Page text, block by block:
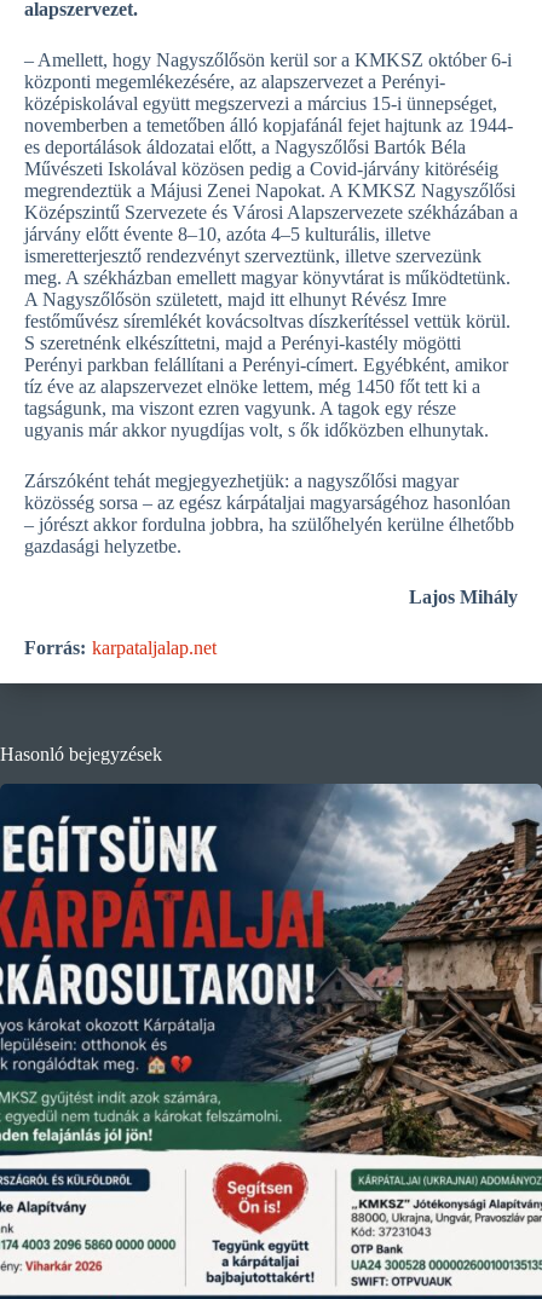
alapszervezet.
– Amellett, hogy Nagyszőlősön kerül sor a KMKSZ október 6-i
központi megemlékezésére, az alapszervezet a Perényi-
középiskolával együtt megszervezi a március 15-i ünnepséget,
novemberben a temetőben álló kopjafánál fejet hajtunk az 1944-
es deportálások áldozatai előtt, a Nagyszőlősi Bartók Béla
Művészeti Iskolával közösen pedig a Covid-járvány kitöréséig
megrendeztük a Májusi Zenei Napokat. A KMKSZ Nagyszőlősi
Középszintű Szervezete és Városi Alapszervezete székházában a
járvány előtt évente 8–10, azóta 4–5 kulturális, illetve
ismeretterjesztő rendezvényt szerveztünk, illetve szervezünk
meg. A székházban emellett magyar könyvtárat is működtetünk.
A Nagyszőlősön született, majd itt elhunyt Révész Imre
festőművész síremlékét kovácsoltvas díszkerítéssel vettük körül.
S szeretnénk elkészíttetni, majd a Perényi-kastély mögötti
Perényi parkban felállítani a Perényi-címert. Egyébként, amikor
tíz éve az alapszervezet elnöke lettem, még 1450 főt tett ki a
tagságunk, ma viszont ezren vagyunk. A tagok egy része
ugyanis már akkor nyugdíjas volt, s ők időközben elhunytak.
Zárszóként tehát megjegyezhetjük: a nagyszőlősi magyar
közösség sorsa – az egész kárpátaljai magyarságéhoz hasonlóan
– jórészt akkor fordulna jobbra, ha szülőhelyén kerülne élhetőbb
gazdasági helyzetbe.
Lajos Mihály
Forrás: karpataljalap.net
Hasonló bejegyzések